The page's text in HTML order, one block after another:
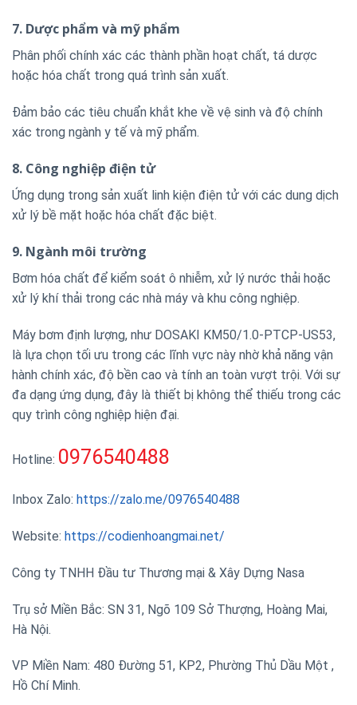
7. Dược phẩm và mỹ phẩm
Phân phối chính xác các thành phần hoạt chất, tá dược
hoặc hóa chất trong quá trình sản xuất.
Đảm bảo các tiêu chuẩn khắt khe về vệ sinh và độ chính
xác trong ngành y tế và mỹ phẩm.
8. Công nghiệp điện tử
Ứng dụng trong sản xuất linh kiện điện tử với các dung dịch
xử lý bề mặt hoặc hóa chất đặc biệt.
9. Ngành môi trường
Bơm hóa chất để kiểm soát ô nhiễm, xử lý nước thải hoặc
xử lý khí thải trong các nhà máy và khu công nghiệp.
Máy bơm định lượng, như DOSAKI KM50/1.0-PTCP-US53,
là lựa chọn tối ưu trong các lĩnh vực này nhờ khả năng vận
hành chính xác, độ bền cao và tính an toàn vượt trội. Với sự
đa dạng ứng dụng, đây là thiết bị không thể thiếu trong các
quy trình công nghiệp hiện đại.
Hotline: 0976540488
Inbox Zalo: https://zalo.me/0976540488
Website: https://codienhoangmai.net/
Công ty TNHH Đầu tư Thương mại & Xây Dựng Nasa
Trụ sở Miền Bắc: SN 31, Ngõ 109 Sở Thượng, Hoàng Mai,
Hà Nội.
VP Miền Nam: 480 Đường 51, KP2, Phường Thủ Dầu Một ,
Hồ Chí Minh.